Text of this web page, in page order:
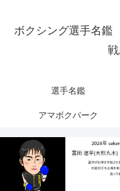
ボクシング選手名
選手名鑑
アマボクパーク